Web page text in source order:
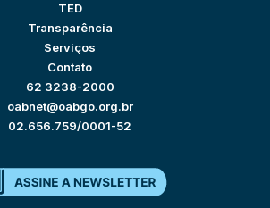
TED
Transparência
Serviços
Contato
62 3238-2000
oabnet@oabgo.org.br
02.656.759/0001-52